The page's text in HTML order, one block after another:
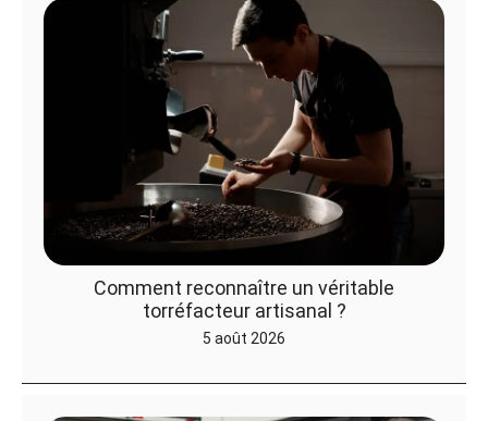
Comment reconnaître un véritable
torréfacteur artisanal ?
5 août 2026